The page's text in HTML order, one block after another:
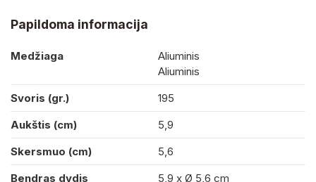
Papildoma informacija
Medžiaga
Aliuminis
Aliuminis
Svoris (gr.)
195
Aukštis (cm)
5,9
Skersmuo (cm)
5,6
Bendras dydis
5,9 x Ø 5,6 cm